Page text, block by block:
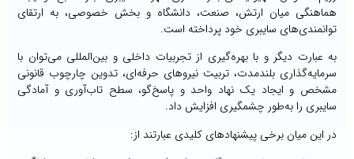
هماهنگی میان ارتش، صنعت، دانشگاه و بخش خصوصی، به ارتقای
توانمندی‌های سایبری خود پرداخته است.
به عبارت دیگر و با بهره‌گیری از تجربیات داخلی و بین‌المللی می‌توان با
سرمایه‌گذاری بلندمدت، تربیت نیروهای حرفه‌ای، تدوین چارچوب قانونی
مشخص و ایجاد یک نهاد واحد و پاسخ‌گو، سطح تاب‌آوری و آمادگی
سایبری را به‌طور چشمگیری افزایش داد.
در این میان برخی پیشنهادهای کلیدی عبارتند از: